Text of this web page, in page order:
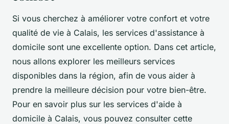
Si vous cherchez à améliorer votre confort et votre
qualité de vie à Calais, les services d'assistance à
domicile sont une excellente option. Dans cet article,
nous allons explorer les meilleurs services
disponibles dans la région, afin de vous aider à
prendre la meilleure décision pour votre bien-être.
Pour en savoir plus sur les services d'aide à
domicile à Calais, vous pouvez consulter cette